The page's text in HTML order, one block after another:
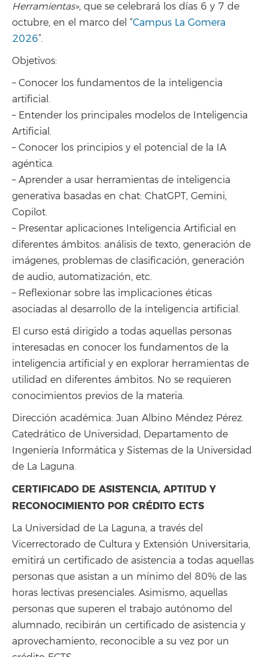
Herramientas», que se celebrará los días 6 y 7 de
octubre, en el marco del “Campus La Gomera
2026”.
Objetivos:
– Conocer los fundamentos de la inteligencia
artificial.
– Entender los principales modelos de Inteligencia
Artificial.
– Conocer los principios y el potencial de la IA
agéntica.
– Aprender a usar herramientas de inteligencia
generativa basadas en chat: ChatGPT, Gemini,
Copilot.
– Presentar aplicaciones Inteligencia Artificial en
diferentes ámbitos: análisis de texto, generación de
imágenes, problemas de clasificación, generación
de audio, automatización, etc.
– Reflexionar sobre las implicaciones éticas
asociadas al desarrollo de la inteligencia artificial.
El curso está dirigido a todas aquellas personas
interesadas en conocer los fundamentos de la
inteligencia artificial y en explorar herramientas de
utilidad en diferentes ámbitos. No se requieren
conocimientos previos de la materia.
Dirección académica: Juan Albino Méndez Pérez.
Catedrático de Universidad, Departamento de
Ingeniería Informática y Sistemas de la Universidad
de La Laguna.
CERTIFICADO DE ASISTENCIA, APTITUD Y
RECONOCIMIENTO POR CRÉDITO ECTS
La Universidad de La Laguna, a través del
Vicerrectorado de Cultura y Extensión Universitaria,
emitirá un certificado de asistencia a todas aquellas
personas que asistan a un mínimo del 80% de las
horas lectivas presenciales. Asimismo, aquellas
personas que superen el trabajo autónomo del
alumnado, recibirán un certificado de asistencia y
aprovechamiento, reconocible a su vez por un